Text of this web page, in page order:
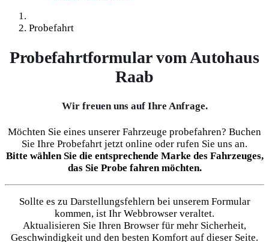
Probefahrt
Probefahrtformular vom Autohaus
Raab
Wir freuen uns auf Ihre Anfrage.
Möchten Sie eines unserer Fahrzeuge probefahren? Buchen
Sie Ihre Probefahrt jetzt online oder rufen Sie uns an.
Bitte wählen Sie die entsprechende Marke des Fahrzeuges,
das Sie Probe fahren möchten.
Sollte es zu Darstellungsfehlern bei unserem Formular
kommen, ist Ihr Webbrowser veraltet.
Aktualisieren Sie Ihren Browser für mehr Sicherheit,
Geschwindigkeit und den besten Komfort auf dieser Seite.